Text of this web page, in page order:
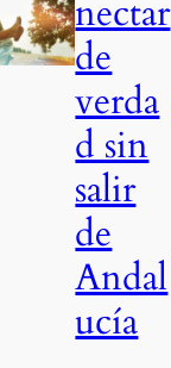
nectar
de
verda
d sin
salir
de
Andal
ucía